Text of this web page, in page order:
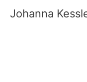
naarJohanna